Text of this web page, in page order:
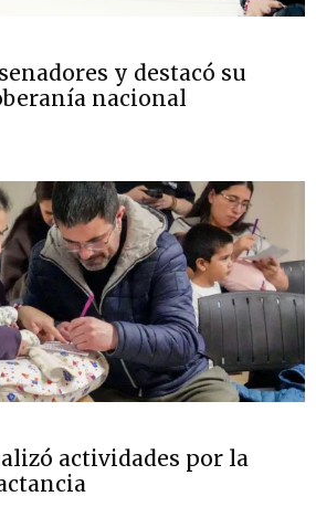
y destacó su
nacional
actividades por la